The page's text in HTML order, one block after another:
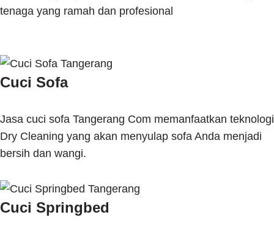
tenaga yang ramah dan profesional
Cuci Sofa
Jasa cuci sofa Tangerang Com memanfaatkan teknologi
Dry Cleaning yang akan menyulap sofa Anda menjadi
bersih dan wangi.
Cuci Springbed